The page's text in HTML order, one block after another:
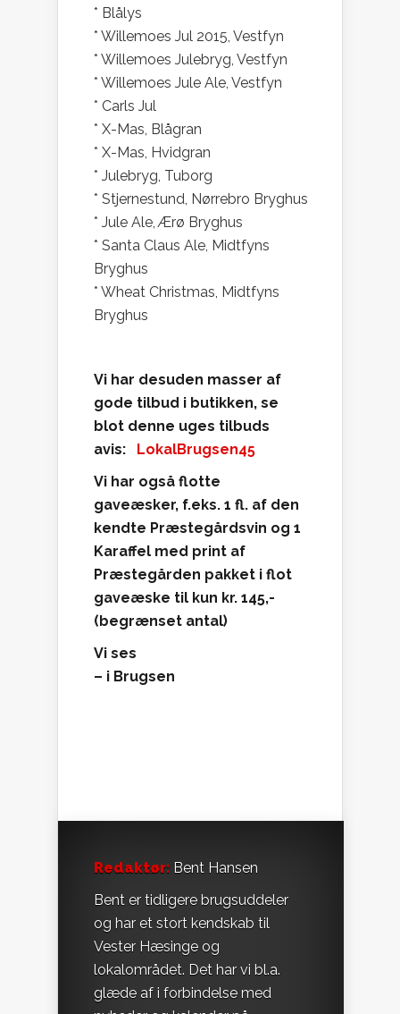
* Blålys
* Willemoes Jul 2015, Vestfyn
* Willemoes Julebryg, Vestfyn
* Willemoes Jule Ale, Vestfyn
* Carls Jul
* X-Mas, Blågran
* X-Mas, Hvidgran
* Julebryg, Tuborg
* Stjernestund, Nørrebro Bryghus
* Jule Ale, Ærø Bryghus
* Santa Claus Ale, Midtfyns
Bryghus
* Wheat Christmas, Midtfyns
Bryghus
Vi har desuden masser af
gode tilbud i butikken, se
blot denne uges tilbuds
avis:
LokalBrugsen45
Vi har også flotte
gaveæsker, f.eks. 1 fl. af den
kendte Præstegårdsvin og 1
Karaffel med print af
Præstegården pakket i flot
gaveæske til kun kr. 145,-
(begrænset antal)
Vi ses
– i Brugsen
Redaktør: Bent Hansen
Bent er tidligere brugsuddeler
og har et stort kendskab til
Vester Hæsinge og
lokalområdet. Det har vi bl.a.
glæde af i forbindelse med